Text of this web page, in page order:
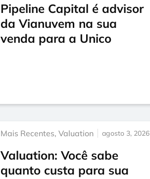
Pipeline Capital é advisor
da Vianuvem na sua
venda para a Unico
Mais Recentes, Valuation agosto 3, 2026
Valuation: Você sabe
quanto custa para sua